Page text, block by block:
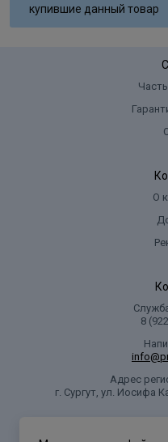
купившие данный товар
О
8
Адрес
г. Сургут, ул. Иосифа